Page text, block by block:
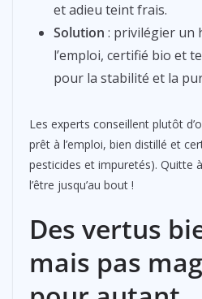
et adieu teint frais.
Solution : privilégier un
l’emploi, certifié bio et
pour la stabilité et la
Les experts conseillent plutôt
prêt à l’emploi, bien distillé et
pesticides et impuretés). Quitte
l’être jusqu’au bout !
Des vertus
mais pas